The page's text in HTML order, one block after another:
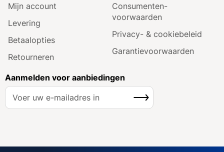
Mijn account
Levering
Betaalopties
Retourneren
Consumenten­
voorwaarden
Privacy- & cookiebeleid
Garantie­voorwaarden
Aanmelden voor aanbiedingen
A
e
Inschrijven